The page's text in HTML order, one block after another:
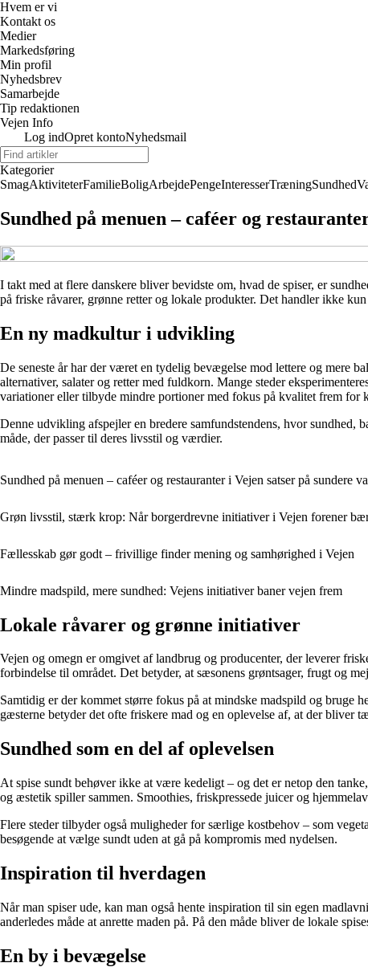
Hvem er vi
Kontakt os
Medier
Markedsføring
Min profil
Nyhedsbrev
Samarbejde
Tip redaktionen
Vejen Info
Log indOpret kontoNyhedsmail
Kategorier
SmagAktiviteterFamilieBoligArbejdePengeInteresserTræningSundhed
Sundhed på menuen – caféer og
I takt med at flere danskere bliver bevidste om, hvad de spiser, er
på friske råvarer, grønne retter og lokale produkter. Det handler ikke
En ny madkultur i udvikling
De seneste år har der været en tydelig bevægelse mod lettere og mere
alternativer, salater og retter med fuldkorn. Mange steder
variationer eller tilbyde mindre portioner med fokus på kvalitet frem for
Denne udvikling afspejler en bredere samfundstendens, hvor
måde, der passer til deres livsstil og værdier.
Sundhed på menuen – caféer og restauranter i Vejen satser på sundere
Grøn livsstil, stærk krop: Når borgerdrevne initiativer i Vejen forener
Fællesskab gør godt – frivillige finder mening og samhørighed i Vejen
Mindre madspild, mere sundhed: Vejens initiativer baner vejen frem
Lokale råvarer og grønne initiativer
Vejen og omegn er omgivet af landbrug og producenter, der leverer
forbindelse til området. Det betyder, at sæsonens grøntsager, frugt og
Samtidig er der kommet større fokus på at mindske madspild og bruge
gæsterne betyder det ofte friskere mad og en oplevelse af, at der bliver
Sundhed som en del af oplevelsen
At spise sundt behøver ikke at være kedeligt – og det er netop den
og æstetik spiller sammen. Smoothies, friskpressede juicer og
Flere steder tilbyder også muligheder for særlige kostbehov – som
besøgende at vælge sundt uden at gå på kompromis med nydelsen.
Inspiration til hverdagen
Når man spiser ude, kan man også hente inspiration til sin egen
anderledes måde at anrette maden på. På den måde bliver de lokale
En by i bevægelse